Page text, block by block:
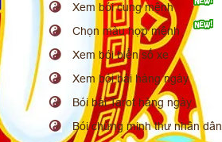
Xem bói cung mệnh
Chọn màu hợp mệnh
Xem bói biển số xe
Xem bói bài hàng ngày
Bói bài Tarot hàng ngày
Bói chứng minh thư nhân dân